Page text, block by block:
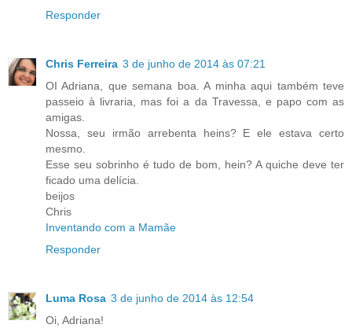
Responder
Chris Ferreira 3 de junho de 2014 às 07:21
OI Adriana, que semana boa. A minha aqui também teve
passeio à livraria, mas foi a da Travessa, e papo com as
amigas.
Nossa, seu irmão arrebenta heins? E ele estava certo
mesmo.
Esse seu sobrinho é tudo de bom, hein? A quiche deve ter
ficado uma delícia.
beijos
Chris
Inventando com a Mamãe
Responder
Luma Rosa 3 de junho de 2014 às 12:54
Oi, Adriana!